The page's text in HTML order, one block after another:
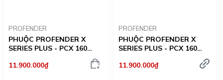
PROFENDER
PHUỘC PROFENDER X
SERIES PLUS - PCX 160
11.900.000₫
PROFENDER
PHUỘC PROFENDER X
SERIES PLUS - PCX 160
11.900.000₫